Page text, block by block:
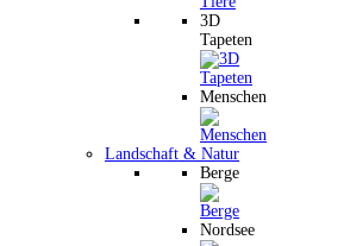
3D
Tapeten
Menschen
Landschaft & Natur
Berge
Nordsee